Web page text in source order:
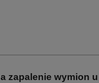
zapalenie wymion